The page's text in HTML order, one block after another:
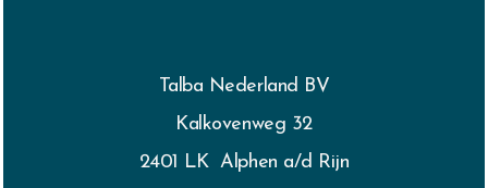
Talba Nederland BV
Kalkovenweg 32
2401 LK Alphen a/d Rijn